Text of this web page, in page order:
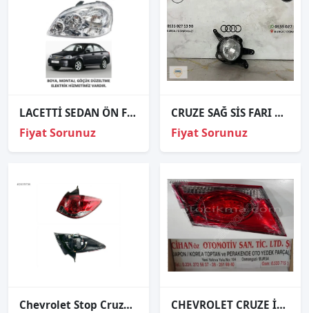
LACETTİ SEDAN ÖN FAR SAĞ SOL 2004 VE ÜZERİ / KAMPANYA
Fiyat Sorunuz
CRUZE SAĞ SİS FARI ORJİNAL
Fiyat Sorunuz
Chevrolet Stop Cruze Hb.09-14 Sağ CHEVROLET CRUZE İÇ STOP SAĞ SOL 2008..,.,,,